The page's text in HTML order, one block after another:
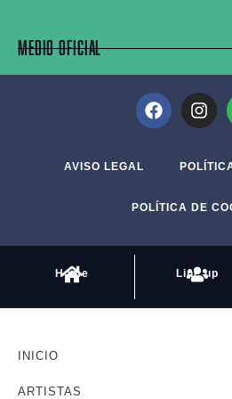
MEDIO OFICIAL
AVISO LEGAL
POLÍTICA DE
Home Line up
INICIO
ARTISTAS